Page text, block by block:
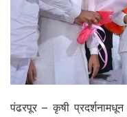
पंढरपूर – कृषी